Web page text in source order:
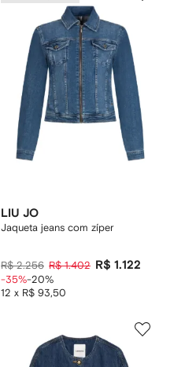
LIU JO
Jaqueta jeans com zíper
R$ 2.256 R$ 1.402 R$ 1.122
12 x R$ 93,50
-35%-20%